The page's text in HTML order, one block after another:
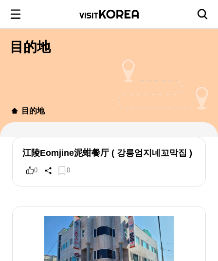
目的地
目的地
江陵Eomjine泥蚶餐厅 ( 강릉엄지네꼬막집 )
0 0